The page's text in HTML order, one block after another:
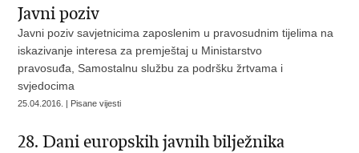
Javni poziv
Javni poziv savjetnicima zaposlenim u pravosudnim tijelima na
iskazivanje interesa za premještaj u Ministarstvo
pravosuđa, Samostalnu službu za podršku žrtvama i
svjedocima
25.04.2016. | Pisane vijesti
28. Dani europskih javnih bilježnika